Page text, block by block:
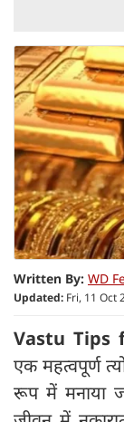
Written By: WD
Updated: Fri, 11 Oct
Vastu Tips
एक महत्वपूर्ण
रूप में मनाया